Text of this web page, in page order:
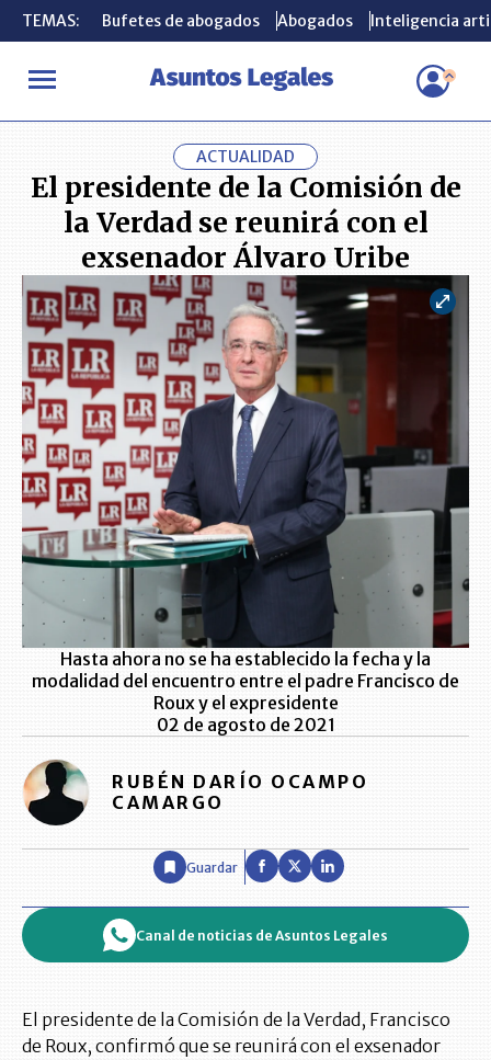
TEMAS: Bufetes de abogados Abogados Inteligencia
INICIO ACTUALIDAD El presidente de la Comisión de la
TEMAS: Bufetes de abogados Abogados Inteligencia
ACTUALIDAD
El presidente de la Comisión de
la Verdad se reunirá con el
exsenador Álvaro Uribe
Hasta ahora no se ha establecido la fecha y la
modalidad del encuentro entre el padre Francisco de
Roux y el expresidente
02 de agosto de 2021
RUBÉN DARÍO OCAMPO
CAMARGO
Guardar
Canal de noticias de Asuntos Legales
El presidente de la Comisión de la Verdad, Francisco
de Roux, confirmó que se reunirá con el exsenador